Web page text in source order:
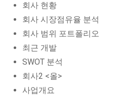
회사 현황
회사 시장점유율 분석
회사 범위 포트폴리오
최근 개발
SWOT 분석
회사2 <올>
사업개요